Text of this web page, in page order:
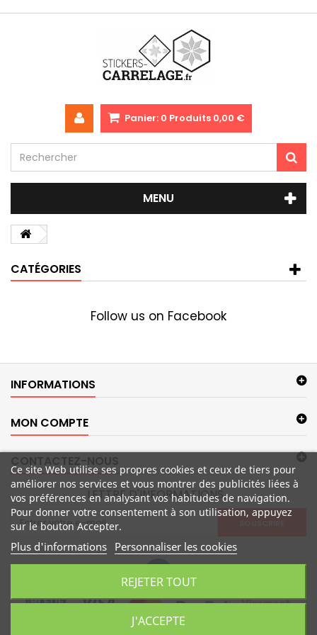
Panier: 0 Produits 0,00 €
MENU
CATÉGORIES
Follow us on Facebook
INFORMATIONS
MON COMPTE
CONTACTEZ-NOUS
LETTRE D'INFORMATIONS
Ce site Web utilise ses propres cookies et ceux de tiers pour
améliorer nos services et vous montrer des publicités liées à
vos préférences en analysant vos habitudes de navigation.
Pour donner votre consentement à son utilisation, appuyez
sur le bouton Accepter.
Plus d'informations Personnaliser les cookies
REJETER TOUT
J'ACCEPTE